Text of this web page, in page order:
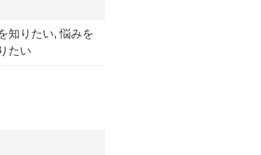
知りたい, 悩みを
たい